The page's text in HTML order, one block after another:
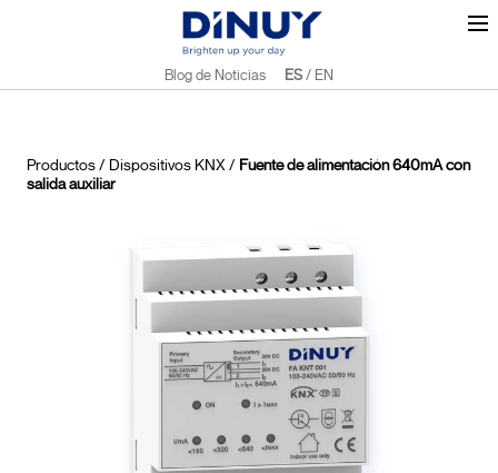
Blog de Noticias ES/ EN
Productos/ Dispositivos KNX/ Fuente de alimentación 640mA con
salida auxiliar